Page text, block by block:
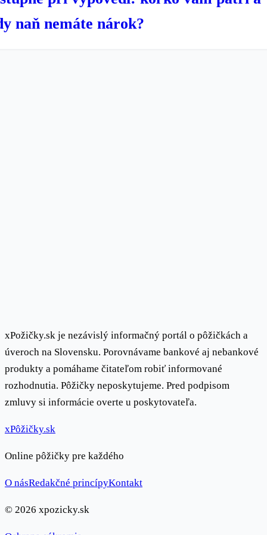
naň nemáte nárok?
xPožičky.sk je nezávislý informačný portál o pôžičkách a
úveroch na Slovensku. Porovnávame bankové aj nebankové
produkty a pomáhame čitateľom robiť informované
rozhodnutia. Pôžičky neposkytujeme. Pred podpisom
zmluvy si informácie overte u poskytovateľa.
xPôžičky.sk
Online pôžičky pre každého
O násRedakčné princípyKontakt
© 2026 xpozicky.sk